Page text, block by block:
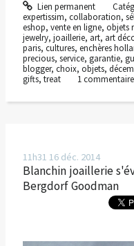
Lien permanent
expertissim, collaboration,
eshop, vente en ligne, objets
jewelry, joaillerie, art, art
paris, cultures, enchères
precious, service, garantie,
blogger, choix, objets,
gifts, treat 1commentaire
11h31 16 déc. 2014
Blanchin joaillerie
Bergdorf Goodman